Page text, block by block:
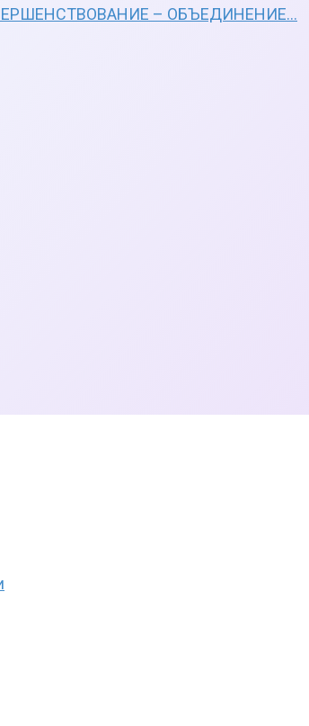
– ОБЪЕДИНЕНИЕ…